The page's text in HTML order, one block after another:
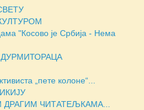
"Косово је Србија - Нема
„пете колоне“...
ЧИТАТЕЉКАМА...